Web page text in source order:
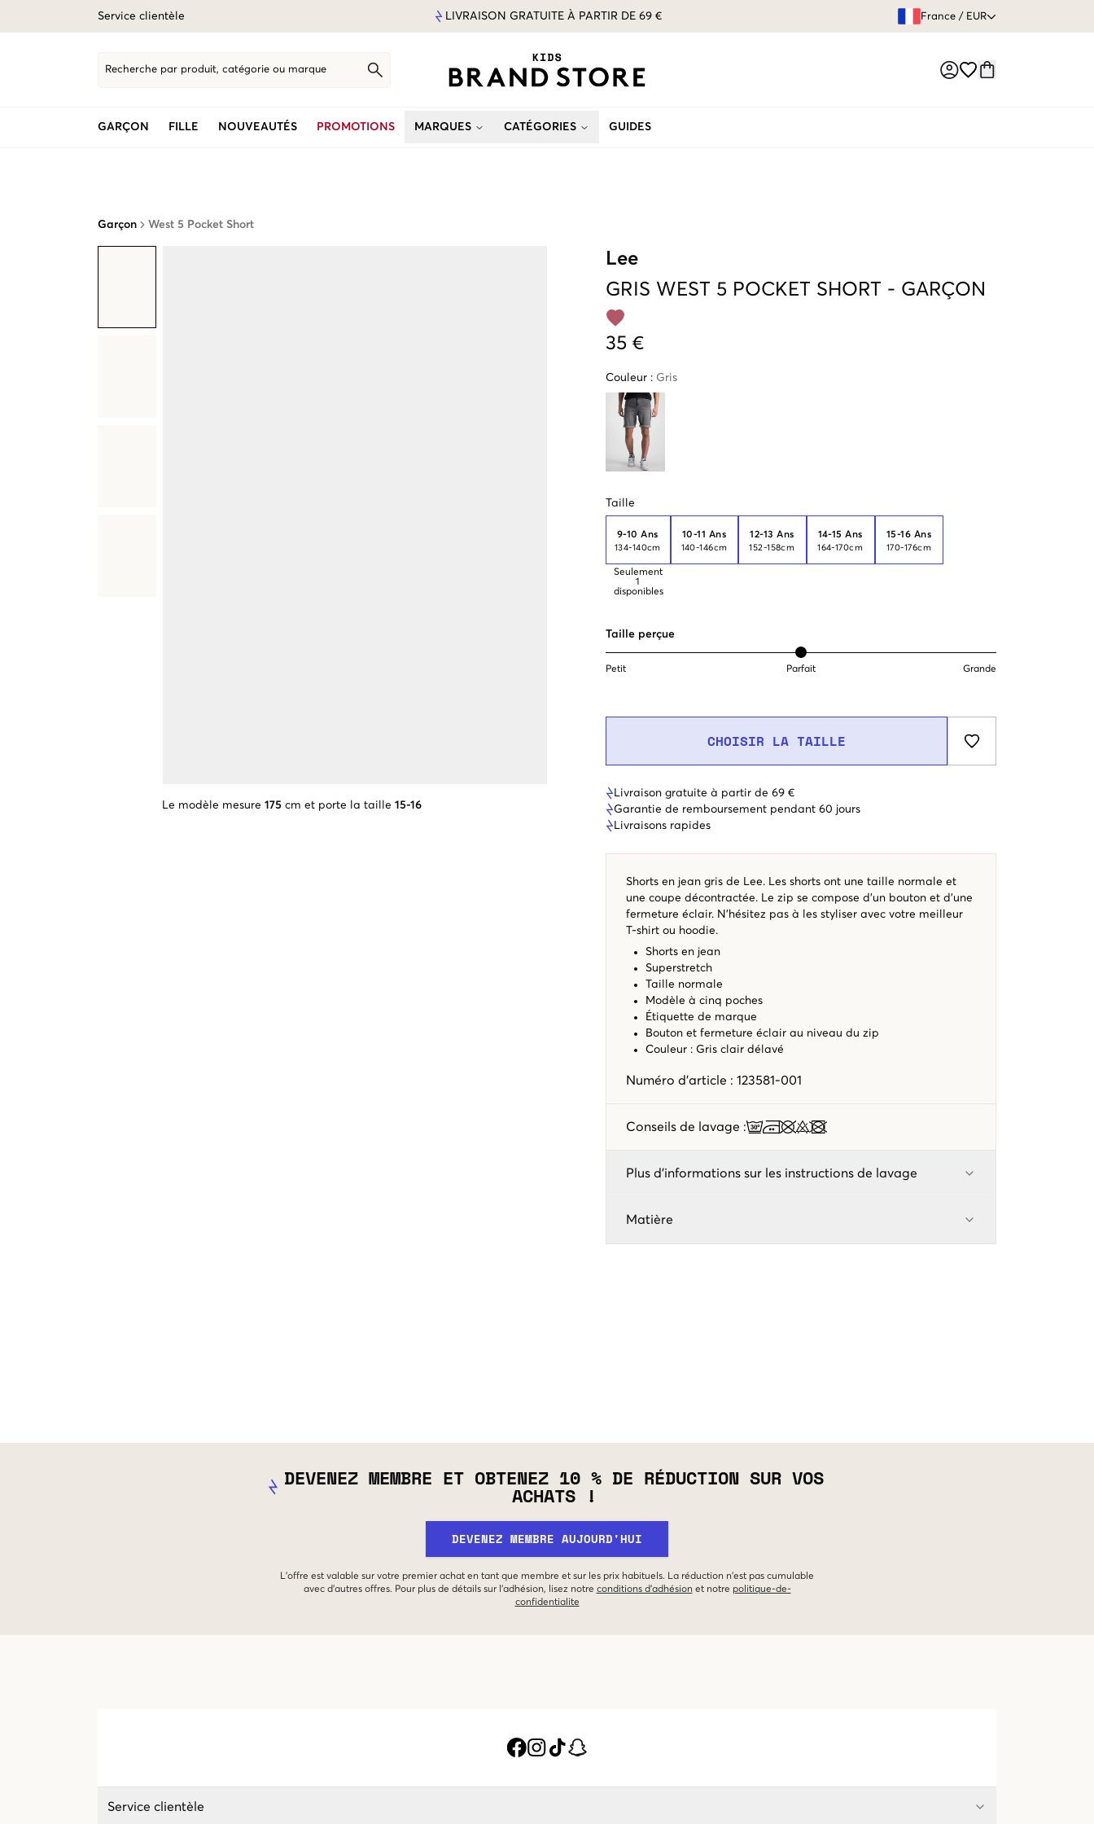
Service clientèle LIVRAISON GRATUITE À PARTIR DE 69 € GARANTIE DE
France / EUR
Recherche par produit, catégorie ou marque
GARÇON FILLE NOUVEAUTÉS PROMOTIONS MARQUES CATÉGORIES GUIDES
Garçon West 5 Pocket Short
Le modèle mesure 175 cm et porte la taille 15-16
Lee
GRIS WEST 5 POCKET SHORT - GARÇON
35 €
Couleur : Gris
Taille
9-10 Ans
134-140cm
Seulement
1
disponibles
10-11 Ans
140-146cm
12-13 Ans
152-158cm
14-15 Ans
164-170cm
15-16 Ans
170-176cm
Taille perçue
Petit Parfait Grande
CHOISIR LA TAILLE
Livraison gratuite à partir de 69 €
Garantie de remboursement pendant 60 jours
Livraisons rapides
Shorts en jean gris de Lee. Les shorts ont une taille normale et
une coupe décontractée. Le zip se compose d'un bouton et d'une
fermeture éclair. N'hésitez pas à les styliser avec votre meilleur
T-shirt ou hoodie.
Shorts en jean
Superstretch
Taille normale
Modèle à cinq poches
Étiquette de marque
Bouton et fermeture éclair au niveau du zip
Couleur : Gris clair délavé
Numéro d'article : 123581-001
Conseils de lavage :
Plus d'informations sur les instructions de lavage
Matière
DEVENEZ MEMBRE ET OBTENEZ 10 % DE RÉDUCTION SUR VOS
ACHATS !
DEVENEZ MEMBRE AUJOURD'HUI
L'offre est valable sur votre premier achat en tant que membre et sur les prix habituels. La réduction n'est pas cumulable
avec d'autres offres. Pour plus de détails sur l'adhésion, lisez notre conditions d'adhésion et notre politique-de-
confidentialite
Service clientèle